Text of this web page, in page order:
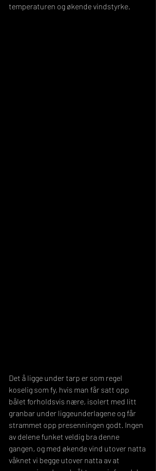
temperaturen og økende vindstyrke.
Det å ligge under tarp er som regel
koselig som fy, hvis man får satt opp
bålet forholdsvis nære, isolert med litt
granbar under liggeunderlagene og får
strammet opp presenningen godt. Ingen
av delene funket veldig bra denne
gangen, og med økende vind utover natta
våknet vi begge utover natta av at